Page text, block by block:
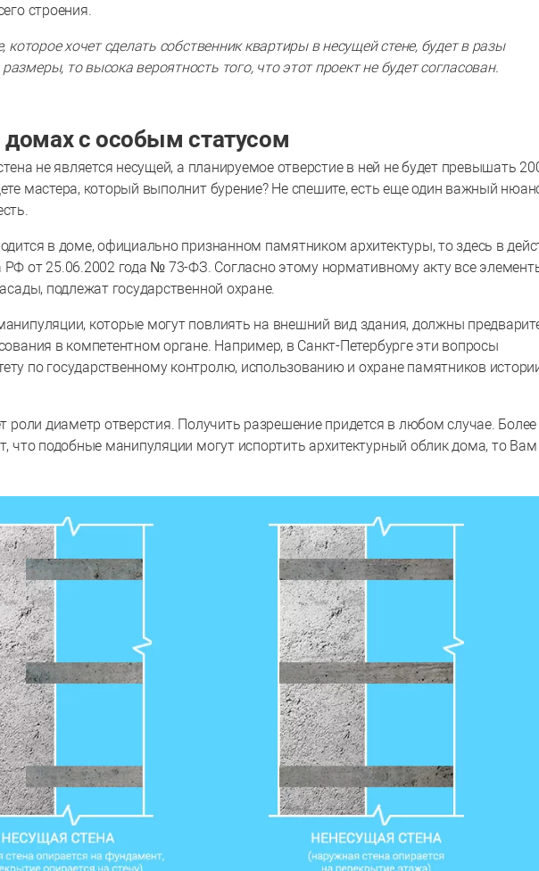
строения.
которое хочет сделать собственник квартиры в несущей стене, будет в разы
то высока вероятность того, что этот проект не будет согласован.
домах с особым статусом
не является несущей, а планируемое отверстие в ней не будет превышать
мастера, который выполнит бурение? Не спешите, есть еще один важный
в доме, официально признанном памятником архитектуры, то здесь в
от 25.06.2002 года № 73-ФЗ. Согласно этому нормативному акту все
подлежат государственной охране.
которые могут повлиять на внешний вид здания, должны
в компетентном органе. Например, в Санкт-Петербурге эти вопросы
по государственному контролю, использованию и охране памятников
роли диаметр отверстия. Получить разрешение придется в любом случае. Более
что подобные манипуляции могут испортить архитектурный облик дома, то Вам